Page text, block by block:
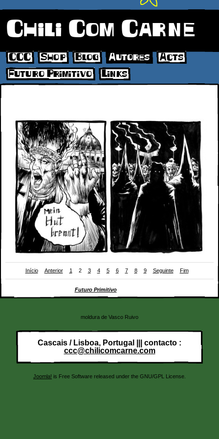
Chili Com Carne
CCC Shop Blog Autores
Acts
Futuro Primitivo
Links
Início Anterior 1 2 3 4 5 6 7 8 9 Seguinte Fim
Futuro Primitivo(Chili Com Carne; 2011)
moldura de Vasco Ruivo
Cascais / Lisboa, Portugal ||| contacto :
ccc@chilicomcarne.com
Joomla! is Free Software released under the GNU/GPL License.